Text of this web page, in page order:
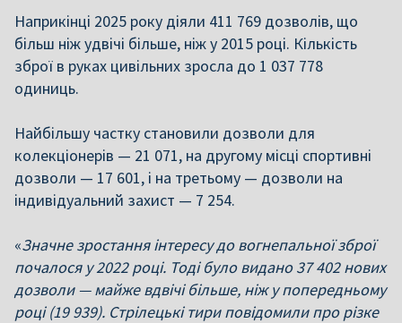
Наприкінці 2025 року діяли 411 769 дозволів, що
більш ніж удвічі більше, ніж у 2015 році. Кількість
зброї в руках цивільних зросла до 1 037 778
одиниць.
Найбільшу частку становили дозволи для
колекціонерів — 21 071, на другому місці спортивні
дозволи — 17 601, і на третьому — дозволи на
індивідуальний захист — 7 254.
«Значне зростання інтересу до вогнепальної зброї
почалося у 2022 році. Тоді було видано 37 402 нових
дозволи — майже вдвічі більше, ніж у попередньому
році (19 939). Стрілецькі тири повідомили про різке